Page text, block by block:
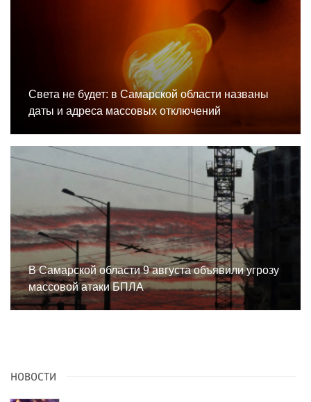
Света не будет: в Самарской области названы
даты и адреса массовых отключений
В Самарской области 9 августа объявили угрозу
массовой атаки БПЛА
НОВОСТИ